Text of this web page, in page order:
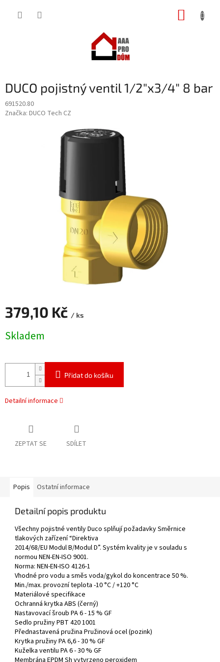
DUCO pojistný ventil 1/2"x3/4" 8 bar
691520.80
Značka: DUCO Tech CZ
379,10 Kč / ks
cena:
Skladem
Přidat do košíku
Detailní informace
ZEPTAT SE SDÍLET
Popis Ostatní informace
Detailní popis produktu
Všechny pojistné ventily Duco splňují požadavky Směrnice
tlakových zařízení “Direktiva
2014/68/EU Modul B/Modul D”. Systém kvality je v souladu s
normou NEN-EN-ISO 9001.
Norma: NEN-EN-ISO 4126-1
Vhodné pro vodu a směs voda/gykol do koncentrace 50 %.
Min./max. provozní teplota -10 °C / +120 °C
Materiálové specifikace
Ochranná krytka ABS (černý)
Nastavovací šroub PA 6 - 15 % GF
Sedlo pružiny PBT 420 1001
Přednastavená pružina Pružinová ocel (pozink)
Krytka pružiny PA 6,6 - 30 % GF
Kuželka ventilu PA 6 - 30 % GF